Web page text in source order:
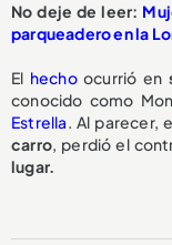
No deje de leer:
parqueadero en la
El hechoocurrió en
conocido como
Estrella. Al parecer,
carro, perdió el
lugar.